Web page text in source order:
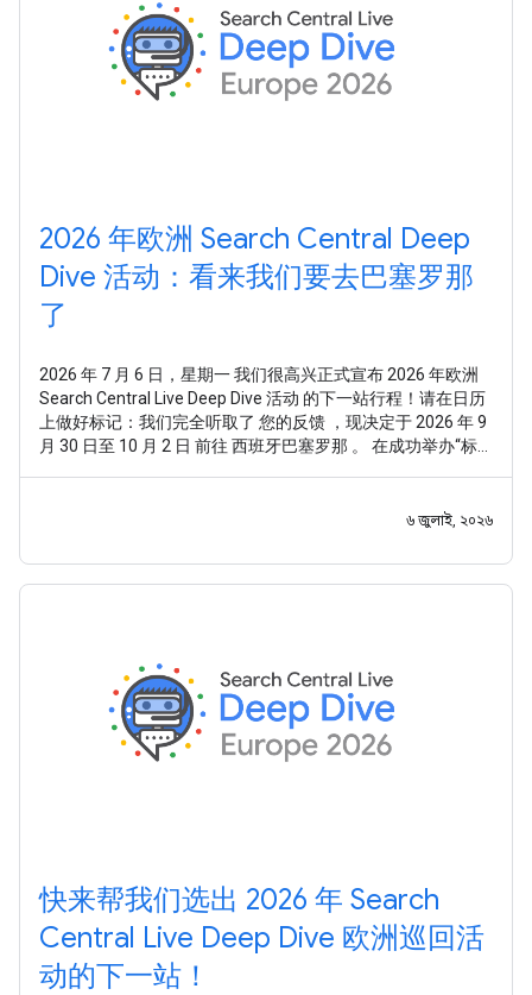
2026 年欧洲 Search Central Deep
Dive 活动：看来我们要去巴塞罗那
了
2026 年 7 月 6 日，星期一 我们很高兴正式宣布 2026 年欧洲
Search Central Live Deep Dive 活动 的下一站行程！请在日历
上做好标记：我们完全听取了 您的反馈 ，现决定于 2026 年 9
月 30 日至 10 月 2 日 前往 西班牙巴塞罗那 。 在成功举办“标
术点。您希望通过一种系统化且全面的方式，深入探究৬ জুলাই, ২০২৬
快来帮我们选出 2026 年 Search
Central Live Deep Dive 欧洲巡回活
动的下一站！